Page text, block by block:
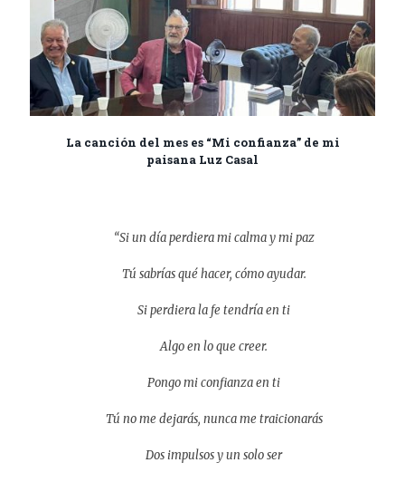
La canción del mes es “Mi confianza” de mi
paisana Luz Casal
“Si un día perdiera mi calma y mi paz
Tú sabrías qué hacer, cómo ayudar.
Si perdiera la fe tendría en ti
Algo en lo que creer.
Pongo mi confianza en ti
Tú no me dejarás, nunca me traicionarás
Dos impulsos y un solo ser